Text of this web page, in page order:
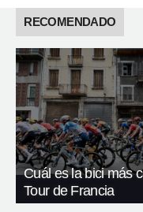
RECOMENDADO
Cuál es la bici más
Tour de Francia